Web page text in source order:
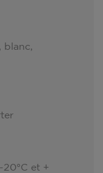
blanc,
et +